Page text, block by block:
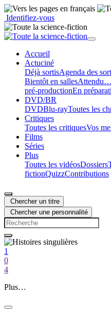
Identifiez-vous
Accueil
Actuciné
Déjà sortisAgenda des
Bientôt en sallesAttendu…
pré-productionEn
DVD/BR
DVDBlu-rayToutes les
Critiques
Toutes les critiquesVos
Films
Séries
Plus
Toutes les vidéosDossiers
fictionQuizzContributions
Chercher un titre
Chercher une personnalité
1
0
4
Plus…